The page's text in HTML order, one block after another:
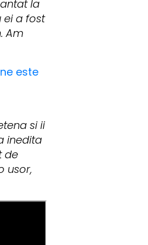
la
ei a fost
Am
este
si ii
inedita
de
usor,